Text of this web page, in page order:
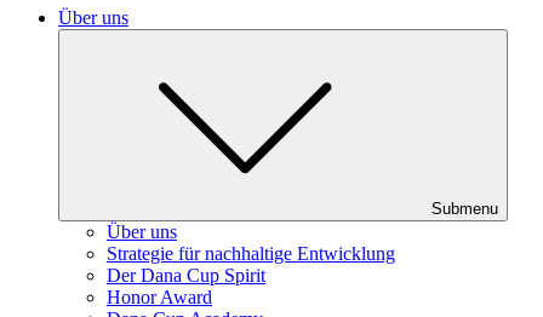
Über uns
Submenu
Über uns
Strategie für nachhaltige Entwicklung
Der Dana Cup Spirit
Honor Award